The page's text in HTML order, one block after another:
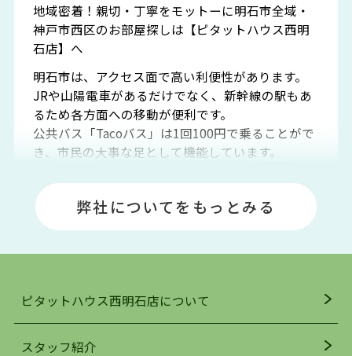
地域密着！親切・丁寧をモットーに明石市全域・
神戸市西区のお部屋探しは【ピタットハウス西明
石店】へ
明石市は、アクセス面で高い利便性があります。
JRや山陽電車があるだけでなく、新幹線の駅もあ
るため各方面への移動が便利です。
公共バス「Tacoバス」は1回100円で乗ることがで
き、市民の大事な足として機能しています。
場や釣りスポットが多くあります。JR「大久保
駅」周辺には、ビブレ・イオンをはじめとした買
い物施設も多くあり、買い物にも困りません。
明石駅・西明石駅を中心に、明石市・神戸市西区
でお部屋探している方は、ぜひ当ＨＰにて物件を
お探しになってください。弊社は、スタッフの平
弊社についてをもっとみる
ピタットハウス西明石店について
スタッフ紹介